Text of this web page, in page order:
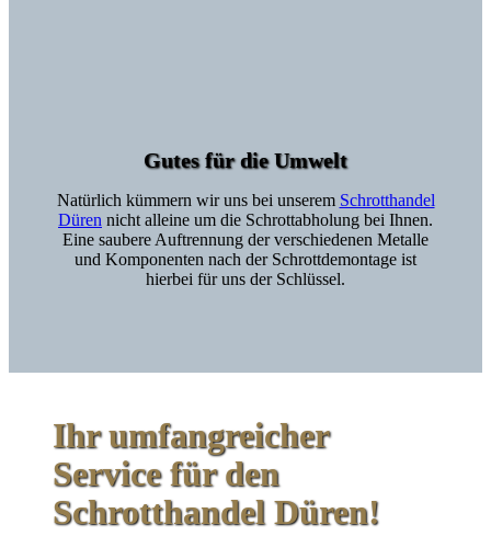
Gutes für die Umwelt
Natürlich kümmern wir uns bei unserem Schrotthandel
Düren nicht alleine um die Schrottabholung bei Ihnen.
Eine saubere Auftrennung der verschiedenen Metalle
und Komponenten nach der Schrottdemontage ist
hierbei für uns der Schlüssel.
Ihr umfangreicher
Service für den
Schrotthandel Düren!